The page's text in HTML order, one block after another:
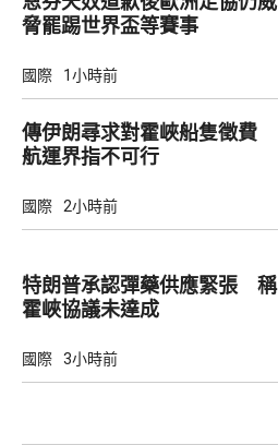
脅罷踢世界盃等賽事
國際 1小時前
傳伊朗尋求對霍峽船隻徵費
航運界指不可行
國際 2小時前
特朗普承認彈藥供應緊張 稱
霍峽協議未達成
國際 3小時前